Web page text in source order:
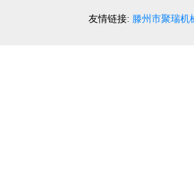
友情链接: 滕州市聚瑞机